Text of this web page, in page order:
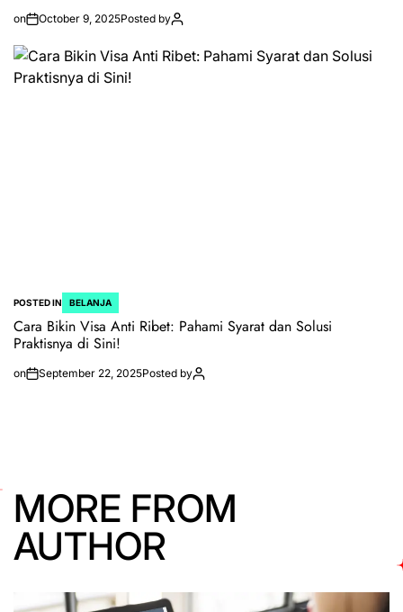
on October 9, 2025Posted by
POSTED IN BELANJA
Cara Bikin Visa Anti Ribet: Pahami Syarat dan Solusi
Praktisnya di Sini!
on September 22, 2025Posted by
MORE FROM
AUTHOR